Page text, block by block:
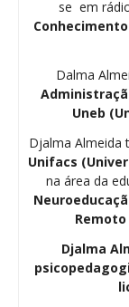
se em
Dalma
Uneb
Djalma Almeida
Unifacs
na área da
Djalma